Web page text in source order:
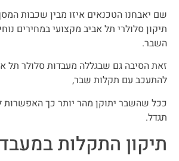
שם יאבחנו הטכנאים איזו מבין שכבות
תיקון סלולרי תל אביב מקצועי במחירים
השבר.
זאת הסיבה גם שבגללה מעבדות סלולר תל
להתעכב עם תקלות שבר,
ככל שהשבר יתוקן מהר יותר כך האפשרות
תגדל.
תיקון התקלות